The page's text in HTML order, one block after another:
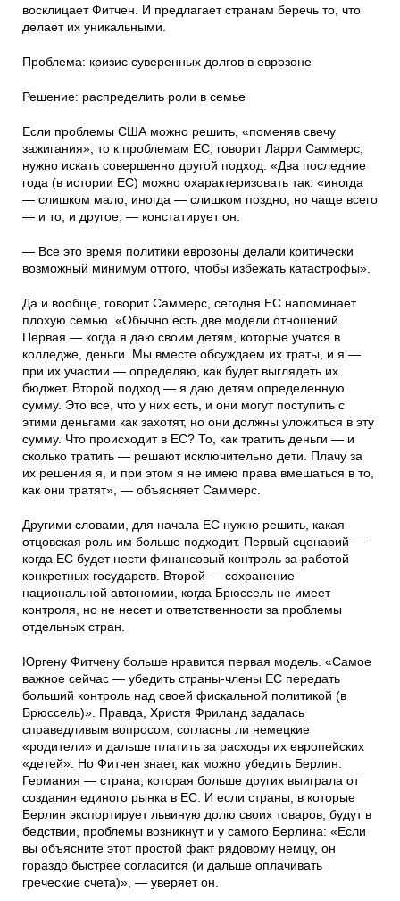
восклицает Фитчен. И предлагает странам беречь то, что
делает их уникальными.
Проблема: кризис суверенных долгов в еврозоне
Решение: распределить роли в семье
Если проблемы США можно решить, «поменяв свечу
зажигания», то к проблемам ЕС, говорит Ларри Саммерс,
нужно искать совершенно другой подход. «Два последние
года (в истории ЕС) можно охарактеризовать так: «иногда
— слишком мало, иногда — слишком поздно, но чаще всего
— и то, и другое, — констатирует он.
— Все это время политики еврозоны делали критически
возможный минимум оттого, чтобы избежать катастрофы».
Да и вообще, говорит Саммерс, сегодня ЕС напоминает
плохую семью. «Обычно есть две модели отношений.
Первая — когда я даю своим детям, которые учатся в
колледже, деньги. Мы вместе обсуждаем их траты, и я —
при их участии — определяю, как будет выглядеть их
бюджет. Второй подход — я даю детям определенную
сумму. Это все, что у них есть, и они могут поступить с
этими деньгами как захотят, но они должны уложиться в эту
сумму. Что происходит в ЕС? То, как тратить деньги — и
сколько тратить — решают исключительно дети. Плачу за
их решения я, и при этом я не имею права вмешаться в то,
как они тратят», — объясняет Саммерс.
Другими словами, для начала ЕС нужно решить, какая
отцовская роль им больше подходит. Первый сценарий —
когда ЕС будет нести финансовый контроль за работой
конкретных государств. Второй — сохранение
национальной автономии, когда Брюссель не имеет
контроля, но не несет и ответственности за проблемы
отдельных стран.
Юргену Фитчену больше нравится первая модель. «Самое
важное сейчас — убедить страны-члены ЕС передать
больший контроль над своей фискальной политикой (в
Брюссель)». Правда, Христя Фриланд задалась
справедливым вопросом, согласны ли немецкие
«родители» и дальше платить за расходы их европейских
«детей». Но Фитчен знает, как можно убедить Берлин.
Германия — страна, которая больше других выиграла от
создания единого рынка в ЕС. И если страны, в которые
Берлин экспортирует львиную долю своих товаров, будут в
бедствии, проблемы возникнут и у самого Берлина: «Если
вы объясните этот простой факт рядовому немцу, он
гораздо быстрее согласится (и дальше оплачивать
греческие счета)», — уверяет он.